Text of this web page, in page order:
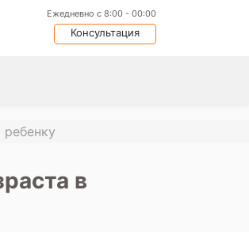
Ежедневно с 8:00 - 00:00
Консультация
в